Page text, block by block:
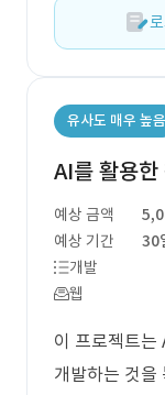
유사도 매우 높음
AI를 활용한
예상 금액
예상 기간
30
개발
웹
이 프로젝트는
개발하는 것을